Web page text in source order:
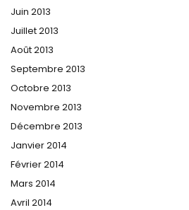
Juin 2013
Juillet 2013
Août 2013
Septembre 2013
Octobre 2013
Novembre 2013
Décembre 2013
Janvier 2014
Février 2014
Mars 2014
Avril 2014